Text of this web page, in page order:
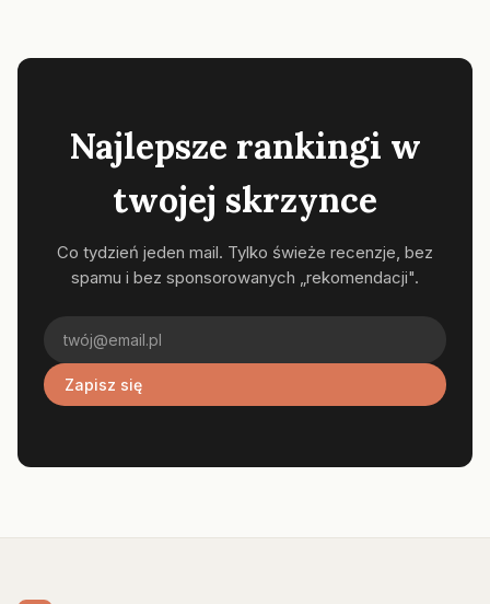
Najlepsze rankingi w
twojej skrzynce
Co tydzień jeden mail. Tylko świeże recenzje, bez
spamu i bez sponsorowanych „rekomendacji".
Zapisz się